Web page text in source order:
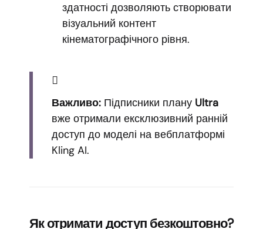
здатності дозволяють створювати
візуальний контент
кінематографічного рівня.
Важливо: Підписники плану Ultra
вже отримали ексклюзивний ранній
доступ до моделі на вебплатформі
Kling AI.
Як отримати доступ безкоштовно?